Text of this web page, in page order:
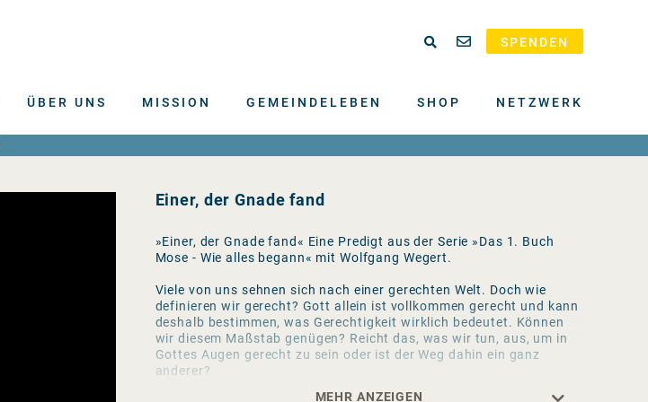
SPENDEN
ÜBER UNS MISSION GEMEINDELEBEN SHOP NETZWERK
Einer, der Gnade fand
»Einer, der Gnade fand« Eine Predigt aus der Serie »Das 1. Buch
Mose - Wie alles begann« mit Wolfgang Wegert.
Viele von uns sehnen sich nach einer gerechten Welt. Doch wie
definieren wir gerecht? Gott allein ist vollkommen gerecht und kann
deshalb bestimmen, was Gerechtigkeit wirklich bedeutet. Können
wir diesem Maßstab genügen? Reicht das, was wir tun, aus, um in
Gottes Augen gerecht zu sein oder ist der Weg dahin ein ganz
anderer?